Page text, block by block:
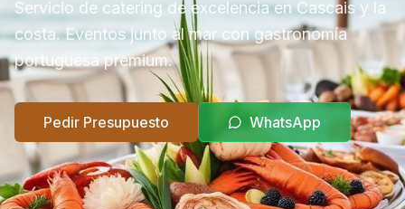
Servicio de catering de excelencia en Cascais y la
costa. Eventos junto al mar con gastronomía
portuguesa premium.
Pedir Presupuesto WhatsApp